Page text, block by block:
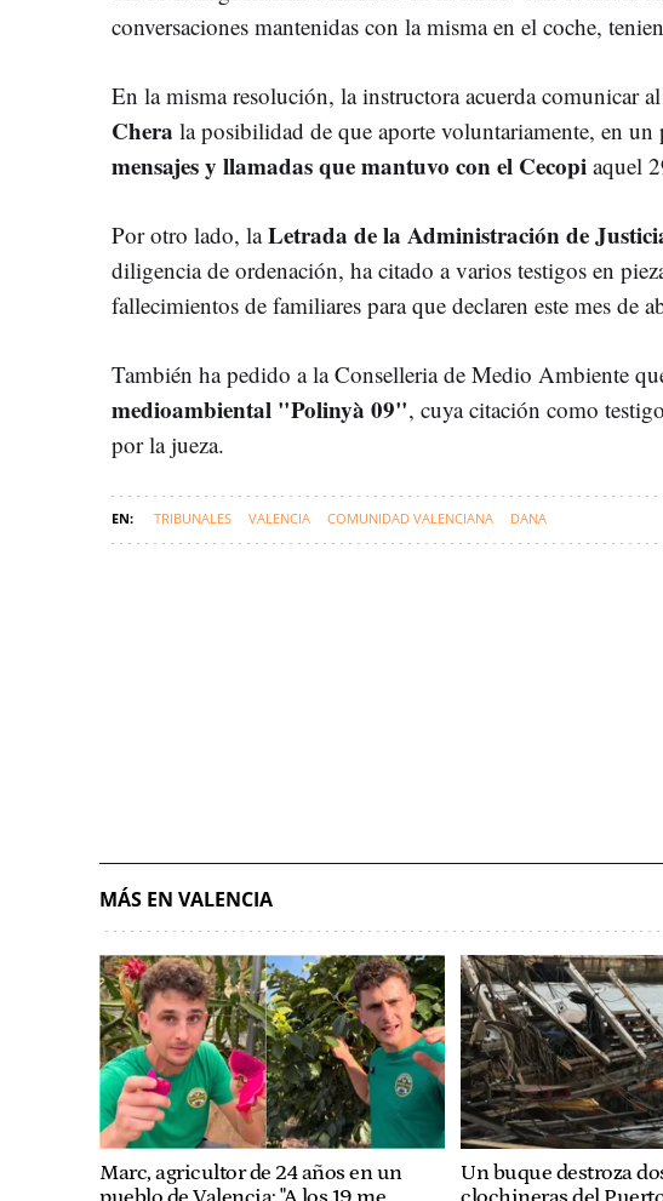
conversaciones mantenidas con la misma en el coche,
En la misma resolución, la instructora acuerda comunicar al
Chera la posibilidad de que aporte voluntariamente, en un
mensajes y llamadas que mantuvo con el Cecopi aquel
Por otro lado, laLetrada de la Administración de
diligencia de ordenación, ha citado a varios testigos en
fallecimientos de familiares para que declaren este mes de
También ha pedido a la Conselleria de Medio Ambiente
medioambiental "Polinyà 09", cuya citación como
por la jueza.
TRIBUNALES VALENCIA COMUNIDAD VALENCIANA DANA
MÁS EN VALENCIA
Marc, agricultor de 24 años en un
Un buque destroza